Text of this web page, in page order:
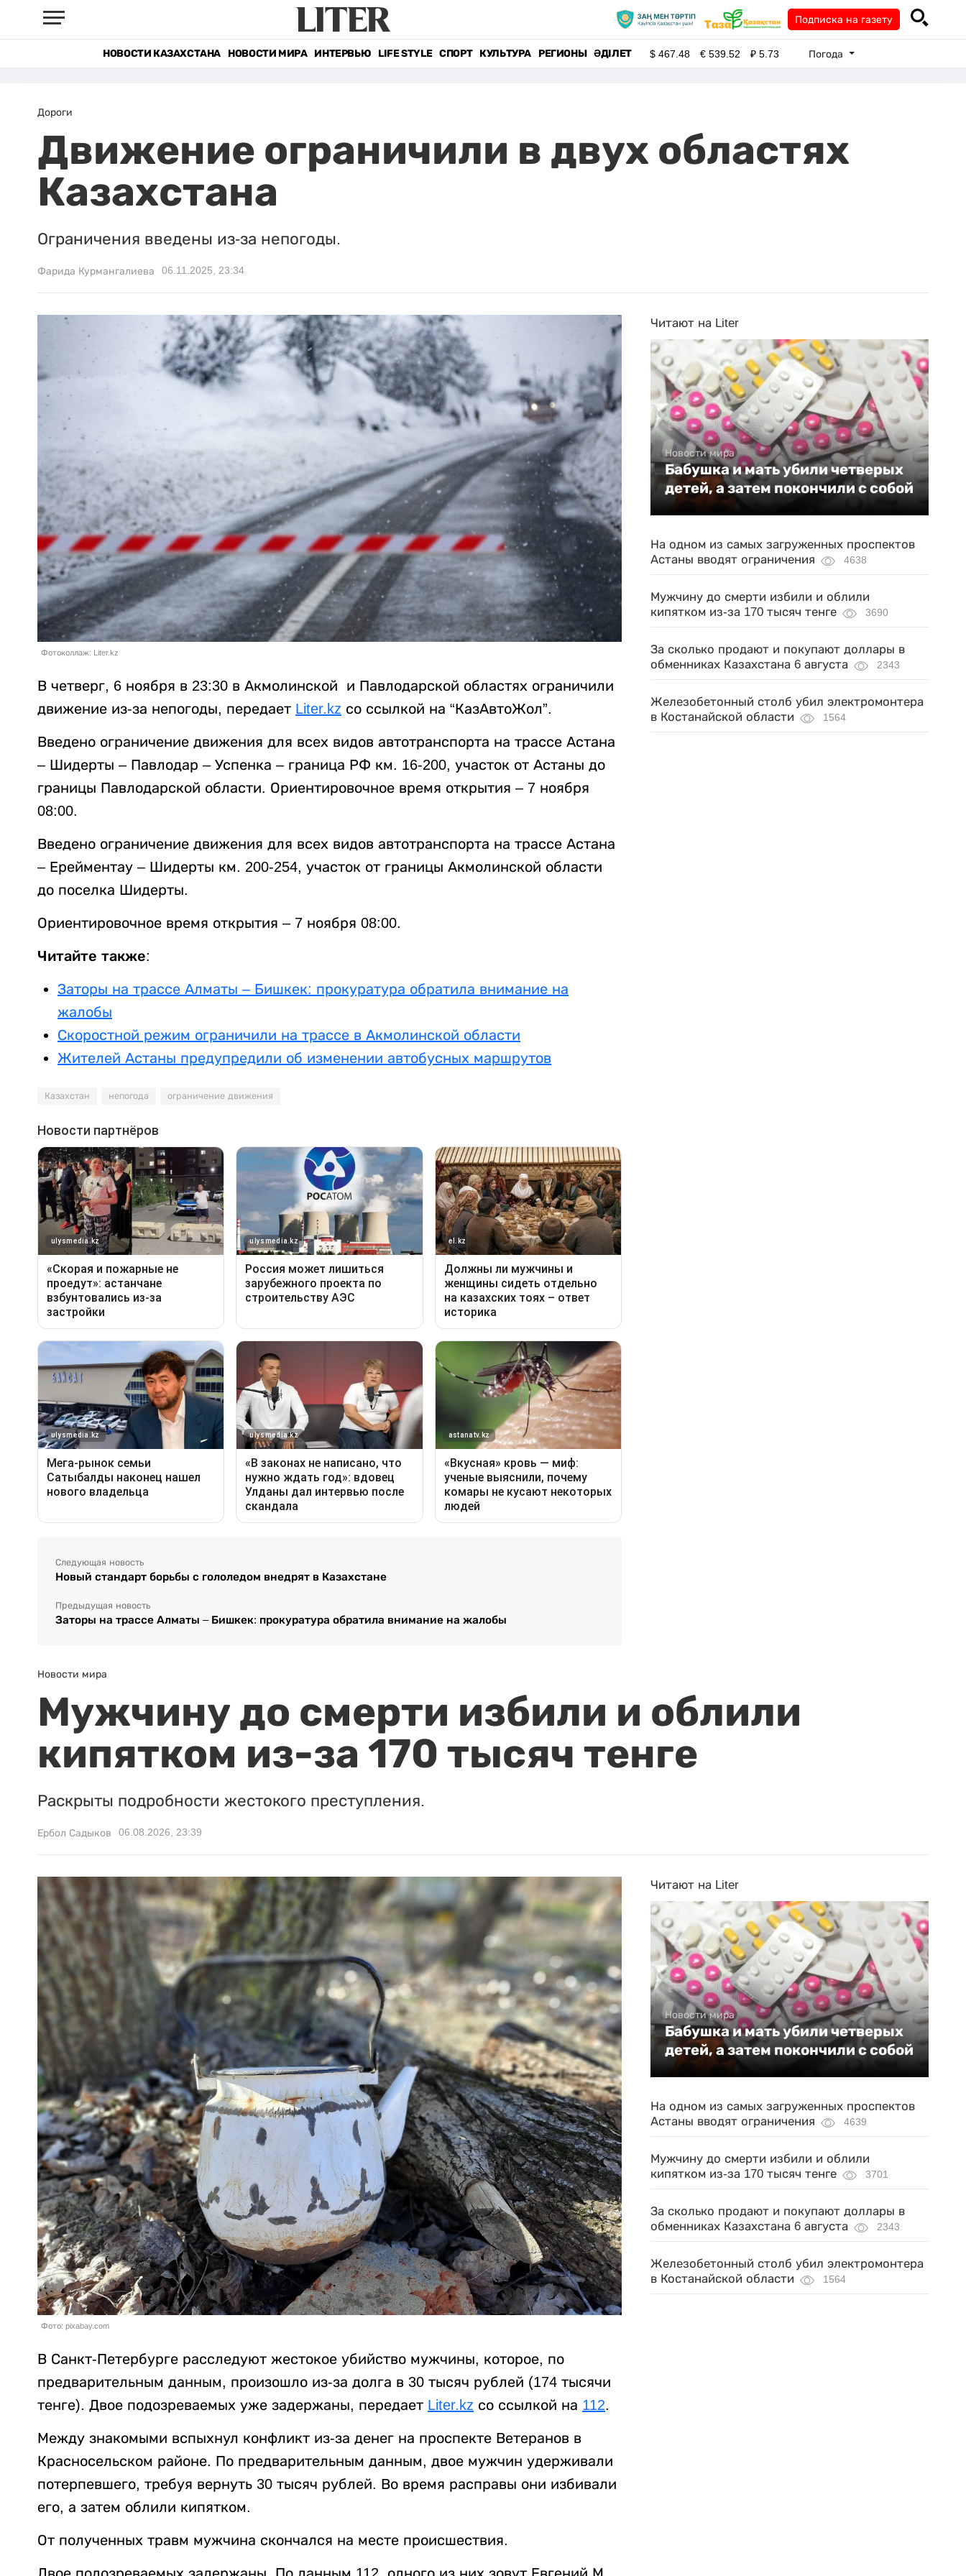
Подписка на газету
НОВОСТИ КАЗАХСТАНА НОВОСТИ МИРА ИНТЕРВЬЮ LIFE STYLE СПОРТ КУЛЬТУРА РЕГИОНЫ ӘДІЛЕТ $467.48 €539.52 ₽5.73 Погода
Дороги
Движение ограничили в двух областях
Казахстана
Ограничения введены из-за непогоды.
Фарида Курмангалиева 06.11.2025, 23:34
Фотоколлаж: Liter.kz
В четверг, 6 ноября в 23:30 в Акмолинской и Павлодарской областях ограничили
движение из-за непогоды, передает Liter.kz со ссылкой на “КазАвтоЖол”.
Введено ограничение движения для всех видов автотранспорта на трассе Астана
– Шидерты – Павлодар – Успенка – граница РФ км. 16-200, участок от Астаны до
границы Павлодарской области. Ориентировочное время открытия – 7 ноября
08:00.
Введено ограничение движения для всех видов автотранспорта на трассе Астана
– Ерейментау – Шидерты км. 200-254, участок от границы Акмолинской области
до поселка Шидерты.
Ориентировочное время открытия – 7 ноября 08:00.
Читайте также:
Заторы на трассе Алматы – Бишкек: прокуратура обратила внимание на
жалобы
Скоростной режим ограничили на трассе в Акмолинской области
Жителей Астаны предупредили об изменении автобусных маршрутов
Казахстан непогода ограничение движения
Следующая новость
Новый стандарт борьбы с гололедом внедрят в Казахстане
Предыдущая новость
Заторы на трассе Алматы – Бишкек: прокуратура обратила внимание на жалобы
Читают на Liter
Новости мира
Бабушка и мать убили четверых
детей, а затем покончили с собой
На одном из самых загруженных проспектов
Астаны вводят ограничения
4638
Мужчину до смерти избили и облили
кипятком из-за 170 тысяч тенге
3690
За сколько продают и покупают доллары в
обменниках Казахстана 6 августа
2343
Железобетонный столб убил электромонтера
в Костанайской области
1564
Новости мира
Мужчину до смерти избили и облили
кипятком из-за 170 тысяч тенге
Раскрыты подробности жестокого преступления.
Ербол Садыков 06.08.2026, 23:39
Фото: pixabay.com
В Санкт-Петербурге расследуют жестокое убийство мужчины, которое, по
предварительным данным, произошло из-за долга в 30 тысяч рублей (174 тысячи
тенге). Двое подозреваемых уже задержаны, передает Liter.kz со ссылкой на 112.
Между знакомыми вспыхнул конфликт из-за денег на проспекте Ветеранов в
Красносельском районе. По предварительным данным, двое мужчин удерживали
потерпевшего, требуя вернуть 30 тысяч рублей. Во время расправы они избивали
его, а затем облили кипятком.
От полученных травм мужчина скончался на месте происшествия.
Читают на Liter
Новости мира
Бабушка и мать убили четверых
детей, а затем покончили с собой
На одном из самых загруженных проспектов
Астаны вводят ограничения
4639
Мужчину до смерти избили и облили
кипятком из-за 170 тысяч тенге
3701
За сколько продают и покупают доллары в
обменниках Казахстана 6 августа
2343
Железобетонный столб убил электромонтера
в Костанайской области
1564